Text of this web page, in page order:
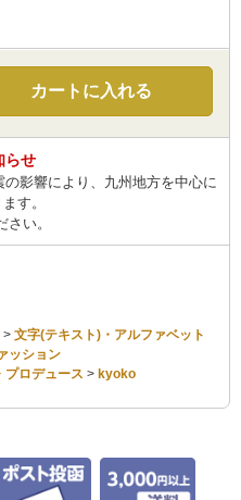
カートに入れる
らせ
影響により、九州地方を中心に
す。
さい。
> 文字(テキスト)・アルファベット
ッション
プロデュース > kyoko